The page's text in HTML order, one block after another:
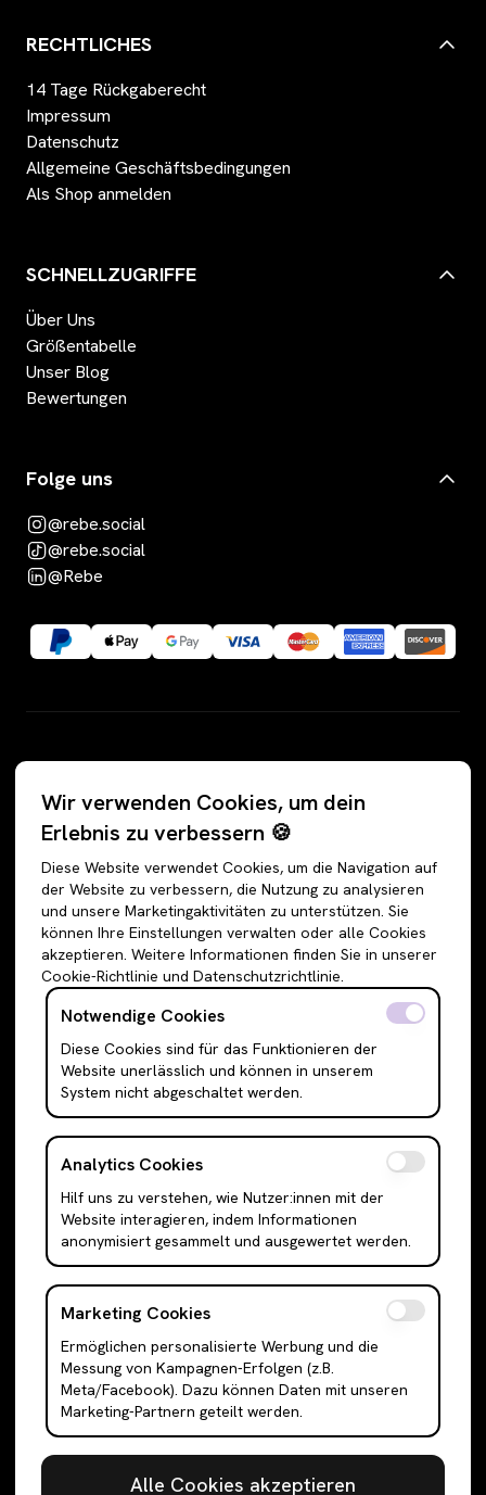
RECHTLICHES
14 Tage Rückgaberecht
Impressum
Datenschutz
Allgemeine Geschäftsbedingungen
Als Shop anmelden
SCHNELLZUGRIFFE
Über Uns
Größentabelle
Unser Blog
Bewertungen
Folge uns
@rebe.social
@rebe.social
@Rebe
Alle Angebote
Schuhe
Oberteile
Sweatshirts & Hoodies
Shirts & Blusen
T-Shirts
Cami Top & Ärmellos
Schulterfreie Oberteile
Boleros & Shrugs
Anzugwesten & Polunder
Langarm Oberteile
Bodysuits
Outerwear
Jacken
Cardigans
Blazer
Mäntel & Trenchcoats
Puffer & Bomber Jacken
Faux-Fell & Felljacken
Letterman & College-Jacken
Hosen
Jogginghosen
Anzughosen
Shorts
Leggings
Mini Röcke
Midi Röcke
Kleider
Midi Kleider
Maxi Kleider
Abendkleider
Tanktops
Anzüge
Sneakers
Halbschuhe & Slipper
Wir verwenden Cookies, um dein
Erlebnis zu verbessern 🍪
Diese Website verwendet Cookies, um die Navigation auf
der Website zu verbessern, die Nutzung zu analysieren
und unsere Marketingaktivitäten zu unterstützen. Sie
können Ihre Einstellungen verwalten oder alle Cookies
akzeptieren. Weitere Informationen finden Sie in unserer
Cookie-Richtlinie und Datenschutzrichtlinie.
Notwendige Cookies
Diese Cookies sind für das Funktionieren der
Website unerlässlich und können in unserem
System nicht abgeschaltet werden.
Analytics Cookies
Hilf uns zu verstehen, wie Nutzer:innen mit der
Website interagieren, indem Informationen
anonymisiert gesammelt und ausgewertet werden.
Marketing Cookies
Ermöglichen personalisierte Werbung und die
Messung von Kampagnen-Erfolgen (z.B.
Meta/Facebook). Dazu können Daten mit unseren
Marketing-Partnern geteilt werden.
Alle Cookies akzeptieren